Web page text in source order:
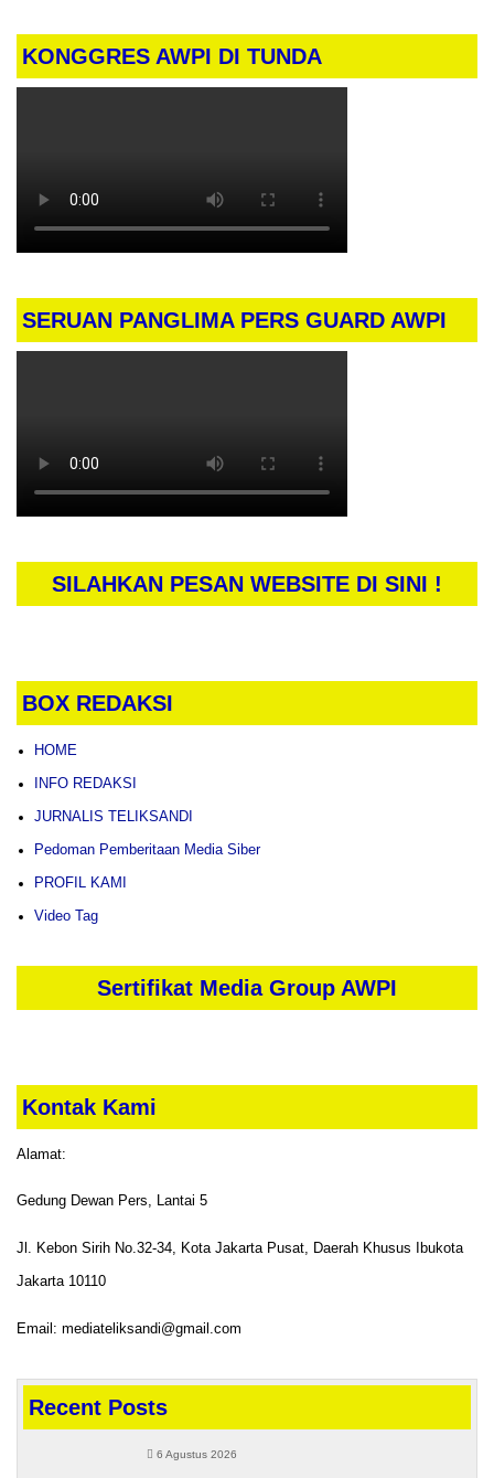
KONGGRES AWPI DI TUNDA
SERUAN PANGLIMA PERS GUARD AWPI
SILAHKAN PESAN WEBSITE DI SINI !
BOX REDAKSI
HOME
INFO REDAKSI
JURNALIS TELIKSANDI
Pedoman Pemberitaan Media Siber
PROFIL KAMI
Video Tag
Sertifikat Media Group AWPI
Kontak Kami
Alamat:
Gedung Dewan Pers, Lantai 5
Jl. Kebon Sirih No.32-34, Kota Jakarta Pusat, Daerah Khusus Ibukota
Jakarta 10110
Email: mediateliksandi@gmail.com
Recent Posts
6 Agustus 2026